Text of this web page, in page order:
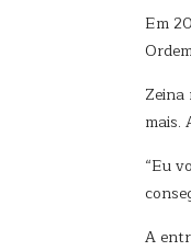
Em
mais.
“Eu
A